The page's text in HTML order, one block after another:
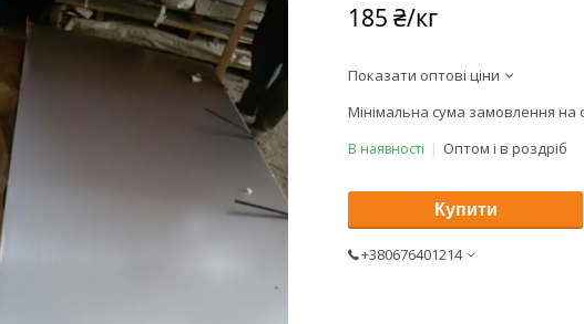
185 ₴/кг
Показати оптові ціни
Мінімальна сума замовлення на
В наявності Оптом і в роздріб
Купити
+380676401214